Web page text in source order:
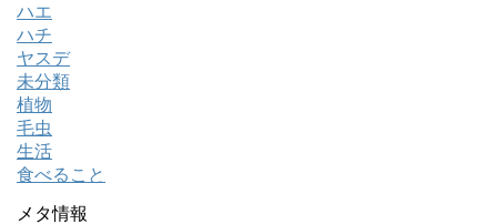
ハエ
ハチ
ヤスデ
未分類
植物
毛虫
生活
食べること
メタ情報